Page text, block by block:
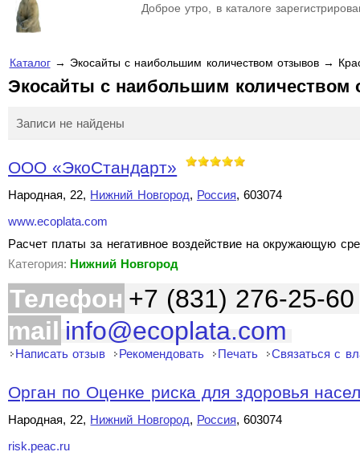
Доброе утро, в каталоге
Каталог→ Экосайты с наибольшим количеством отзывов →
Экосайты с наибольшим количеством
Записи не найдены
ООО «ЭкоСтандарт»
Народная, 22, Нижний Новгород, Россия, 603074
www.ecoplata.com
Расчет платы за негативное воздействие на окружающую
Категория: Нижний Новгород
Телефон +7 (831) 276-25-60
mail info@ecoplata.com
Написать отзыв Рекомендовать Печать Связаться с
Орган по Оценке риска для здоровья
Народная, 22, Нижний Новгород, Россия, 603074
risk.peac.ru